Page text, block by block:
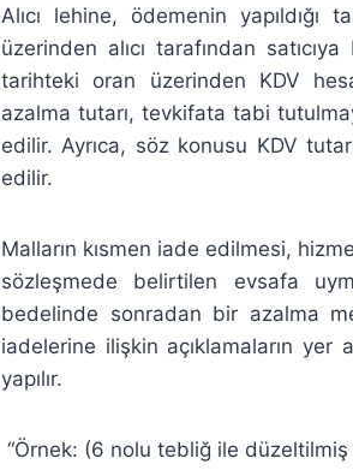
Alıcı lehine, ödemenin
üzerinden alıcı tarafından
tarihteki oran üzerinden KDV
azalma tutarı, tevkifata tabi
edilir. Ayrıca, söz konusu KDV
edilir.
Malların kısmen iade edilmesi,
sözleşmede belirtilen evsafa
bedelinde sonradan bir azalma
iadelerine ilişkin açıklamaların yer
yapılır.
“Örnek: (6 nolu tebliğ ile düzeltilmiş